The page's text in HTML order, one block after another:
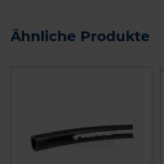
Ähnliche Produkte